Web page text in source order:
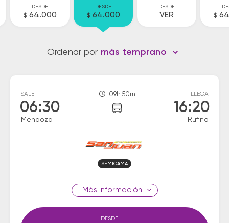
DESDE
$ 64.000
DESDE
$ 64.000
DESDE
VER $
Ordenar por más temprano
SALE
06:30
Mendoza
09h 50m LLEGA
16:20
Rufino
SEMICAMA
información
DESDE